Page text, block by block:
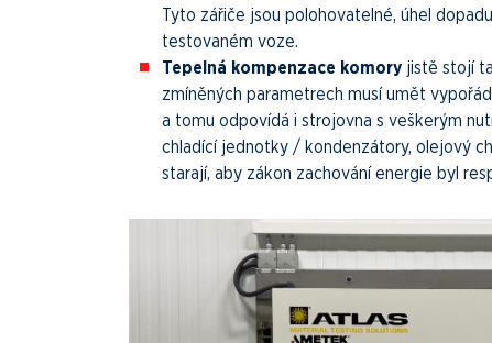
Tyto zářiče jsou polohovatelné, úhel
testovaném voze.
Tepelná kompenzace komory jistě stojí
zmíněných parametrech musí umět
a tomu odpovídá i strojovna s veškerým
chladící jednotky / kondenzátory, olejový
starají, aby zákon zachování energie byl